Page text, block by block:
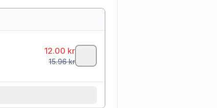
12.00 kr
15.96kr